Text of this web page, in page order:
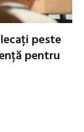
peste
pentru